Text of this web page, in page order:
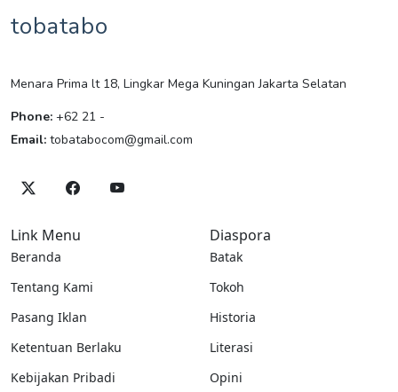
tobatabo
Menara Prima lt 18, Lingkar Mega Kuningan Jakarta Selatan
Phone: +62 21 -
Email: tobatabocom@gmail.com
Link Menu
Beranda
Tentang Kami
Pasang Iklan
Ketentuan Berlaku
Kebijakan Pribadi
Diaspora
Batak
Tokoh
Historia
Literasi
Opini